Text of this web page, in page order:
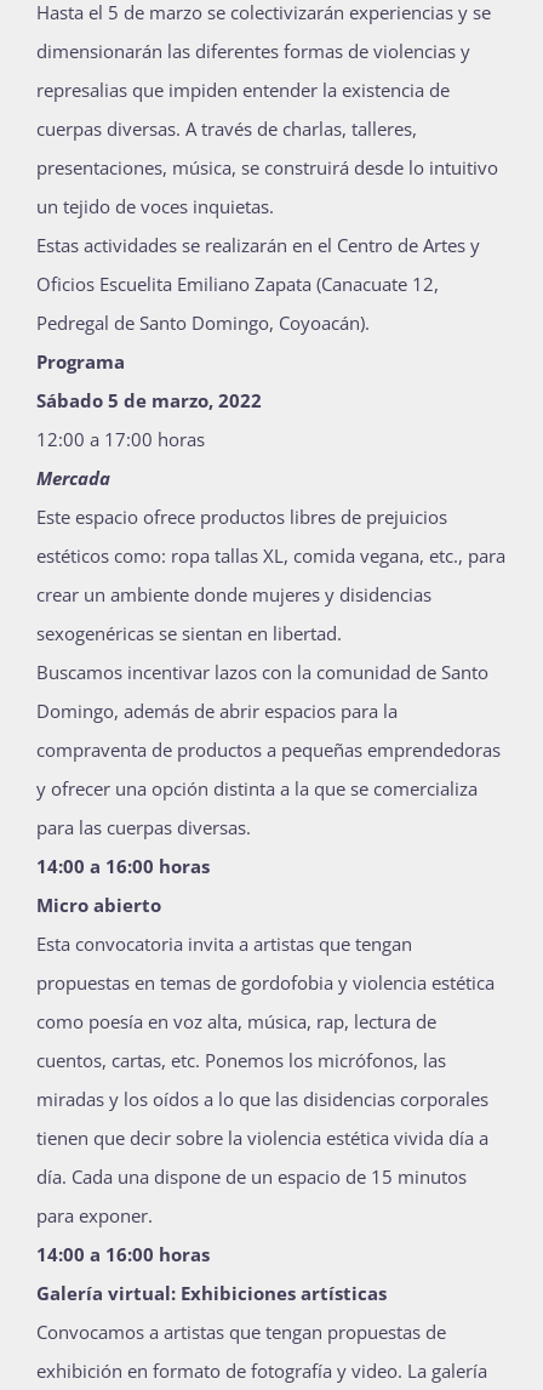
Hasta el 5 de marzo se colectivizarán experiencias y se
dimensionarán las diferentes formas de violencias y
represalias que impiden entender la existencia de
cuerpas diversas. A través de charlas, talleres,
presentaciones, música, se construirá desde lo intuitivo
un tejido de voces inquietas.
Estas actividades se realizarán en el Centro de Artes y
Oficios Escuelita Emiliano Zapata (Canacuate 12,
Pedregal de Santo Domingo, Coyoacán).
Programa
Sábado 5 de marzo, 2022
12:00 a 17:00 horas
Mercada
Este espacio ofrece productos libres de prejuicios
estéticos como: ropa tallas XL, comida vegana, etc., para
crear un ambiente donde mujeres y disidencias
sexogenéricas se sientan en libertad.
Buscamos incentivar lazos con la comunidad de Santo
Domingo, además de abrir espacios para la
compraventa de productos a pequeñas emprendedoras
y ofrecer una opción distinta a la que se comercializa
para las cuerpas diversas.
14:00 a 16:00 horas
Micro abierto
Esta convocatoria invita a artistas que tengan
propuestas en temas de gordofobia y violencia estética
como poesía en voz alta, música, rap, lectura de
cuentos, cartas, etc. Ponemos los micrófonos, las
miradas y los oídos a lo que las disidencias corporales
tienen que decir sobre la violencia estética vivida día a
día. Cada una dispone de un espacio de 15 minutos
para exponer.
14:00 a 16:00 horas
Galería virtual: Exhibiciones artísticas
Convocamos a artistas que tengan propuestas de
exhibición en formato de fotografía y video. La galería